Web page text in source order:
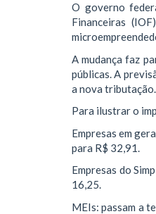
O governo
Financeiras
A mudança faz
públicas. A
a nova tributação.
Para ilustrar o
Empresas em
para R$ 32,91.
Empresas do
16,25.
MEIs: passam a